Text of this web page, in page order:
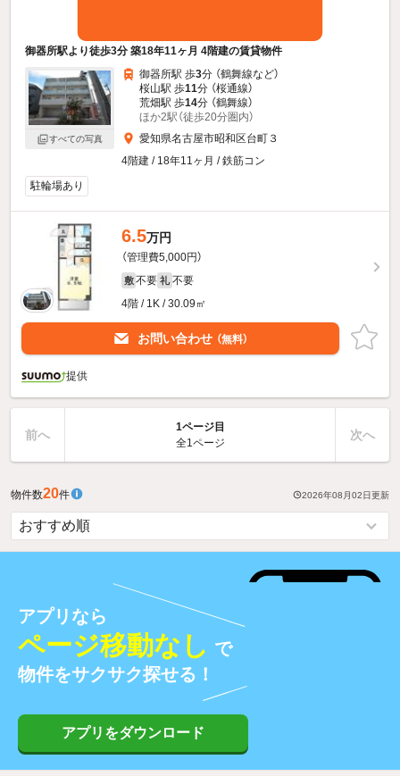
御器所駅より徒歩3分 築18年11ヶ月 4階建の賃貸物件
すべての写真
御器所駅 歩3分 （鶴舞線など）
桜山駅 歩11分 （桜通線）
荒畑駅 歩14分 （鶴舞線）
ほか2駅（徒歩20分圏内）
愛知県名古屋市昭和区台町３
4階建 / 18年11ヶ月 / 鉄筋コン
駐輪場あり
6.5万円
（管理費5,000円）
敷 不要 礼 不要
4階 / 1K / 30.09㎡
お問い合わせ （無料）
提供
前へ
1ページ目
全1ページ
次へ
物件数20件 2026年08月02日更新
アプリなら
ページ移動なし で
物件をサクサク探せる！
アプリをダウンロード